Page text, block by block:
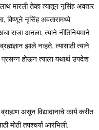
मारली तेव्हा त्यातून नृसिंह अवतार
नृसिंह अवतारामध्ये
राजा अनला, त्याने नीतिनियमाने
झाले नव्हते. त्यासाठी त्याने
प्रसन्न होऊन त्याला यथार्थ उपदेश
असून विद्यादानाचे कार्य करीत
मोठी तपश्चर्या आरंभिली.